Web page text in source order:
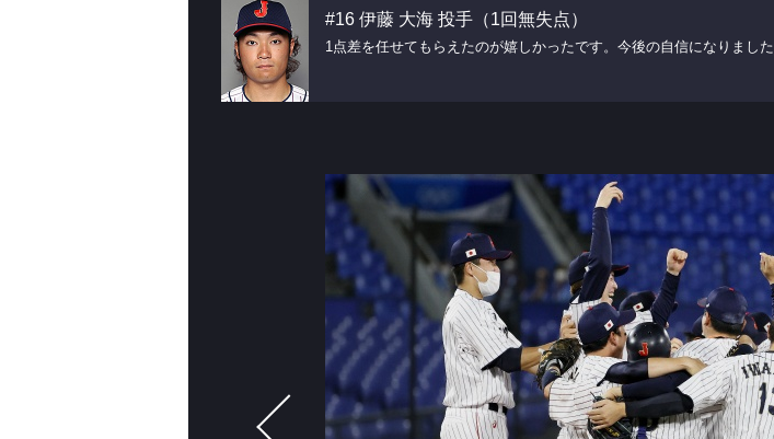
#16 伊藤 大海 投手（1回無失点）
1点差を任せてもらえたのが嬉しかったです。今後の自信になりました